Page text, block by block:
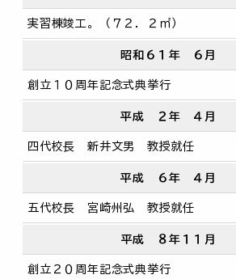
実習棟竣工。（７２．２㎡）
昭和６１年 ６月
創立１０周年記念式典挙行
平成 ２年 ４月
四代校長 新井文男 教授就任
平成 ６年 ４月
五代校長 宮崎州弘 教授就任
平成 ８年１１月
創立２０周年記念式典挙行